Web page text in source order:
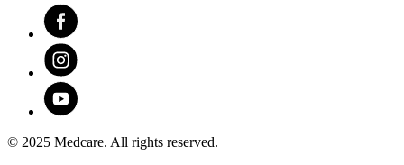
© 2025 Medcare. All rights reserved.